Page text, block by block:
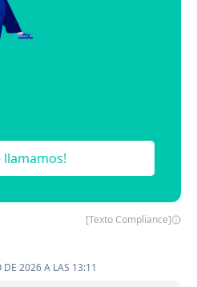
llamamos!
[Texto Compliance]
DE 2026 A LAS 13:11